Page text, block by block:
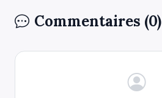
Commentaires (0)